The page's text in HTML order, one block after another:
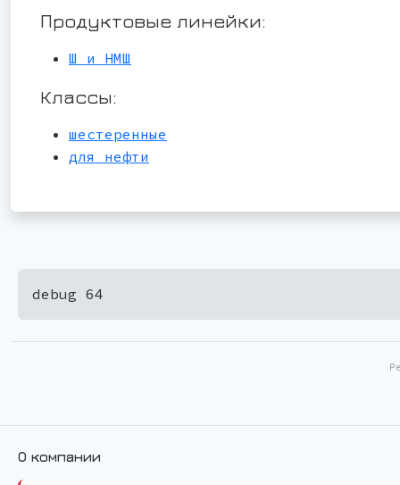
Продуктовые линейки:
Ш и НМШ
Классы:
шестеренные
для нефти
debug 64
О компании